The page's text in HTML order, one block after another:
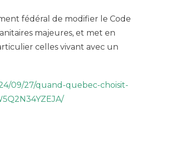
fédéral de modifier le Code
majeures, et met en
celles vivant avec un
09/27/quand-quebec-choisit-